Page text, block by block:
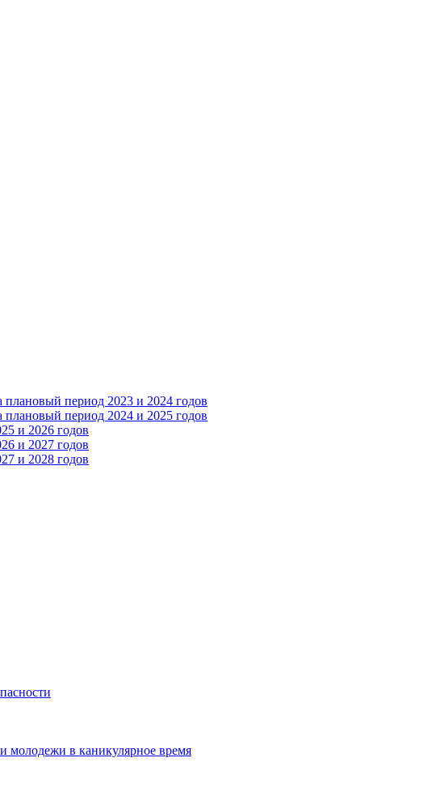
период 2023 и 2024 годов
период 2024 и 2025 годов
и 2026 годов
и 2027 годов
и 2028 годов
молодежи в каникулярное время